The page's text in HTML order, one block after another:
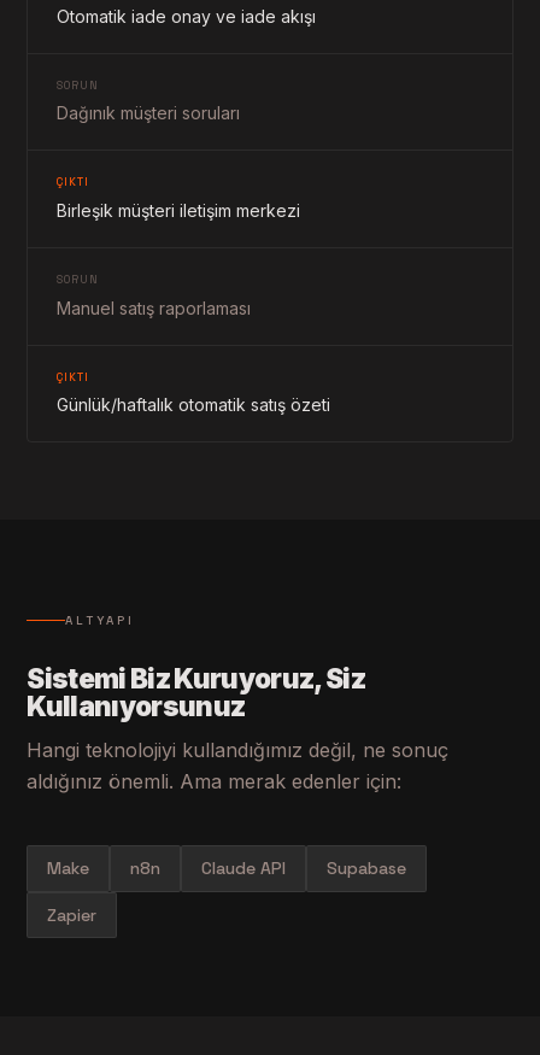
Otomatik iade onay ve iade akışı
SORUN
Dağınık müşteri soruları
ÇIKTI
Birleşik müşteri iletişim merkezi
SORUN
Manuel satış raporlaması
ÇIKTI
Günlük/haftalık otomatik satış özeti
ALTYAPI
Sistemi Biz Kuruyoruz, Siz
Kullanıyorsunuz
Hangi teknolojiyi kullandığımız değil, ne sonuç
aldığınız önemli. Ama merak edenler için:
Make n8n Claude API Supabase
Zapier